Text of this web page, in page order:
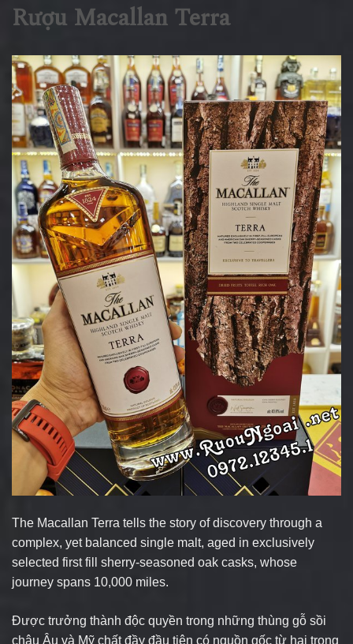
Rượu Macallan Terra
The Macallan Terra tells the story of discovery through a
complex, yet balanced single malt, aged in exclusively
selected first fill sherry-seasoned oak casks, whose
journey spans 10,000 miles.
Được trưởng thành độc quyền trong những thùng gỗ sồi
châu Âu và Mỹ chất đầy đầu tiên có nguồn gốc từ hai trong